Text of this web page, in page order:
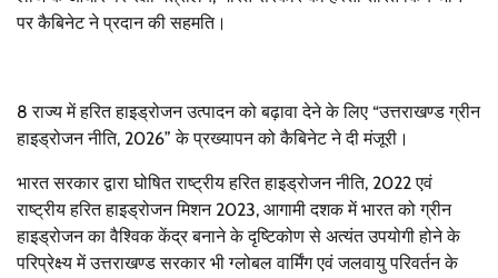
पर कैबिनेट ने प्रदान की सहमति।
8 राज्य में हरित हाइड्रोजन उत्पादन को बढ़ावा देने के लिए “उत्तराखण्ड ग्रीन
हाइड्रोजन नीति, 2026” के प्रख्यापन को कैबिनेट ने दी मंजूरी।
भारत सरकार द्वारा घोषित राष्ट्रीय हरित हाइड्रोजन नीति, 2022 एवं
राष्ट्रीय हरित हाइड्रोजन मिशन 2023, आगामी दशक में भारत को ग्रीन
हाइड्रोजन का वैश्विक केंद्र बनाने के दृष्टिकोण से अत्यंत उपयोगी होने के
परिप्रेक्ष्य में उत्तराखण्ड सरकार भी ग्लोबल वार्मिंग एवं जलवायु परिवर्तन के